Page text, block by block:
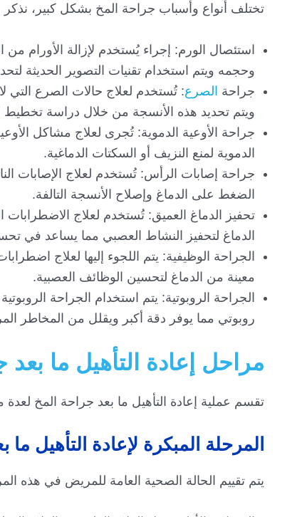
تختلف أنواع وأسباب جراحة المخ بشكل كبير، نذكر
استئصال الورم: إجراء يُستخدم لإزالة الأورام
وحجمه ويتم استخدام تقنيات التصوير الحديثة
جراحة الصرع: تُستخدم لعلاج حالات الصرع التي
ويتم تحديد هذه الأنسجة من خلال دراسة تخطيط
جراحة الأوعية الدموية: تُجرى لعلاج مشاكل
الدموية لمنع النزيف أو السكتات الدماغية.
جراحة إصابات الرأس: تُستخدم لعلاج الإصابات
الضغط على الدماغ وإصلاح الأنسجة التالفة.
تحفيز الدماغ العميق: تُستخدم لعلاج
الدماغ لتحفيز النشاط العصبي مما يساعد في
الجراحة الوظيفية: يتم اللجوء إليها لعلاج
معينة من الدماغ لتحسين الوظائف العصبية.
الجراحة الروبوتية: يتم استخدام الجراحة
روبوتي مما يوفر دقة أكبر ويقلل من المخاطر
مراحل إعادة التأهيل ما بعد
تقسم عملية إعادة التأهيل ما بعد جراحة المخ
المرحلة المبكرة لإعادة التأهيل
يتم تقييم الحالة الصحية العامة للمريض في هذه